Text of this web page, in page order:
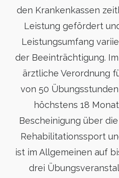
den Krankenkassen
Leistung gefördert
Leistungsumfang
der Beeinträchtigung.
ärztliche Verordnung
von 50
höchstens 18
Bescheinigung über
Rehabilitationssport
ist im Allgemeinen auf
drei